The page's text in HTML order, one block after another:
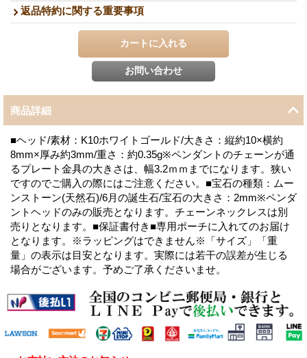
返品特約に関する重要事項
商品詳細
■ヘッド/素材：K10ホワイトゴールド/大きさ：縦約10×横約
8mm×厚み約3mm/重さ：約0.35g※ペンダントのチェーンが通
るプレート金具の大きさは、幅3.2ｍｍまでになります。狭い
ですのでご購入の際にはご注意ください。■宝石の種類：ムー
ンストーン(天然石)/6月の誕生石/宝石の大きさ：2mm※ペンダ
ントヘッドのみの販売となります。チェーンネックレスは別
売りとなります。■保証書付き■専用ポーチに入れてのお届け
となります。※ラッピングはできません※「サイズ」「重
量」の表示は目安となります。実際には若干の誤差が生じる
場合がございます。予めご了承くださいませ。